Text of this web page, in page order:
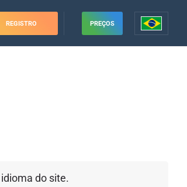
REGISTRO PREÇOS